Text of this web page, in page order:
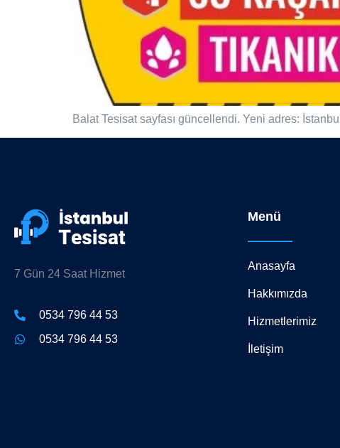
Balat Tesisat sayfası güncellendi. Yeni adres:
7 Gün 24 Saat Hizmet
0534 796 44 53
0534 796 44 53
Menü
Anasayfa
Hakkımızda
Hizmetlerimiz
İletişim